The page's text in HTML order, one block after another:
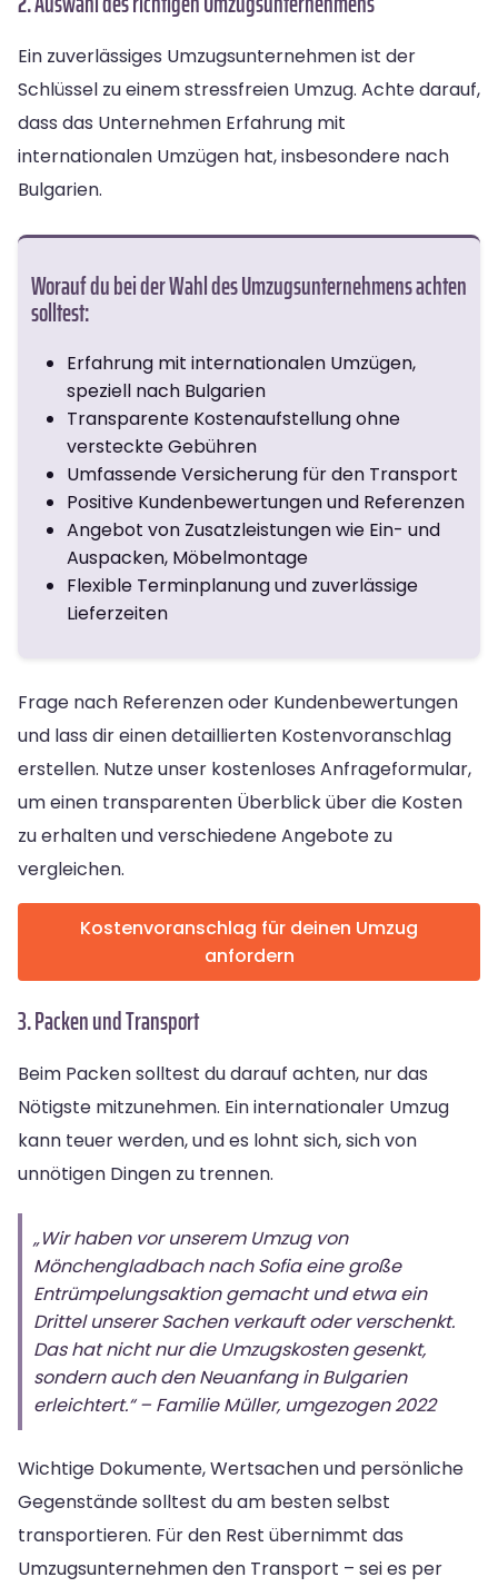
Ein zuverlässiges Umzugsunternehmen ist der
Schlüssel zu einem stressfreien Umzug. Achte darauf,
dass das Unternehmen Erfahrung mit
internationalen Umzügen hat, insbesondere nach
Bulgarien.
Worauf du bei der Wahl des Umzugsunternehmens achten
solltest:
Erfahrung mit internationalen Umzügen,
speziell nach Bulgarien
Transparente Kostenaufstellung ohne
versteckte Gebühren
Umfassende Versicherung für den Transport
Positive Kundenbewertungen und Referenzen
Angebot von Zusatzleistungen wie Ein- und
Auspacken, Möbelmontage
Flexible Terminplanung und zuverlässige
Lieferzeiten
Frage nach Referenzen oder Kundenbewertungen
und lass dir einen detaillierten Kostenvoranschlag
erstellen. Nutze unser kostenloses Anfrageformular,
um einen transparenten Überblick über die Kosten
zu erhalten und verschiedene Angebote zu
vergleichen.
Kostenvoranschlag für deinen Umzug
anfordern
3. Packen und Transport
Beim Packen solltest du darauf achten, nur das
Nötigste mitzunehmen. Ein internationaler Umzug
kann teuer werden, und es lohnt sich, sich von
unnötigen Dingen zu trennen.
„Wir haben vor unserem Umzug von
Mönchengladbach nach Sofia eine große
Entrümpelungsaktion gemacht und etwa ein
Drittel unserer Sachen verkauft oder verschenkt.
Das hat nicht nur die Umzugskosten gesenkt,
sondern auch den Neuanfang in Bulgarien
erleichtert.“ – Familie Müller, umgezogen 2022
Wichtige Dokumente, Wertsachen und persönliche
Gegenstände solltest du am besten selbst
transportieren. Für den Rest übernimmt das
Umzugsunternehmen den Transport – sei es per